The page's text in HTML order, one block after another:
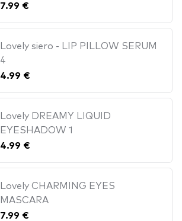
7.99 €
Lovely siero - LIP PILLOW SERUM
4
4.99 €
Lovely DREAMY LIQUID
EYESHADOW 1
4.99 €
Lovely CHARMING EYES
MASCARA
7.99 €